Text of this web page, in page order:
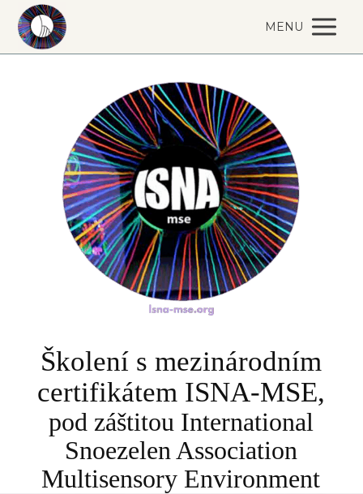
MENU
Školení s mezinárodním
certifikátem ISNA-MSE,
pod záštitou International
Snoezelen Association
Multisensory Environment